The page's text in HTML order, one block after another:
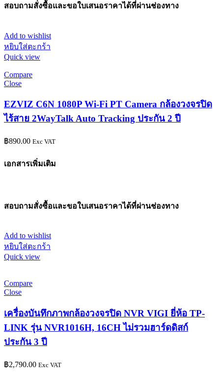
สอบถามสั่งซื้อและขอใบเสนอราคาได้ที่ผ่านช่องทาง
Add to wishlist
หยิบใส่ตะกร้า
Quick view
Compare
Close
EZVIZ C6N 1080P Wi-Fi PT Camera กล้องวงจรปิด
ไร้สาย 2WayTalk Auto Tracking ประกัน 2 ปี
฿890.00 Exc VAT
เอกสารเพิ่มเติม
สอบถามสั่งซื้อและขอใบเสนอราคาได้ที่ผ่านช่องทาง
Add to wishlist
หยิบใส่ตะกร้า
Quick view
Compare
Close
เครื่องบันทึกภาพกล้องวงจรปิด NVR VIGI ยี่ห้อ TP-
LINK รุ่น NVR1016H, 16CH ไม่รวมฮาร์ดดิสก์
ประกัน 3 ปี
฿2,790.00 Exc VAT